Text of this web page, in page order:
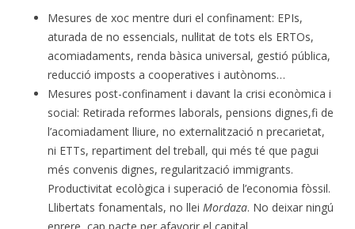
Mesures de xoc mentre duri el confinament: EPIs,
aturada de no essencials, nul·litat de tots els ERTOs,
acomiadaments, renda bàsica universal, gestió pública,
reducció imposts a cooperatives i autònoms…
Mesures post-confinament i davant la crisi econòmica i
social: Retirada reformes laborals, pensions dignes,fi de
l’acomiadament lliure, no externalització n precarietat,
ni ETTs, repartiment del treball, qui més té que pagui
més convenis dignes, regularització immigrants.
Productivitat ecològica i superació de l’economia fòssil.
Llibertats fonamentals, no llei Mordaza. No deixar ningú
enrere, cap pacte per afavorir el capital.